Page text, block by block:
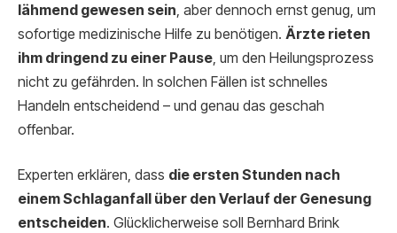
lähmend gewesen sein , aber dennoch ernst genug, um
sofortige medizinische Hilfe zu benötigen. Ärzte rieten
ihm dringend zu einer Pause , um den Heilungsprozess
nicht zu gefährden. In solchen Fällen ist schnelles
Handeln entscheidend – und genau das geschah
offenbar.
Experten erklären, dass die ersten Stunden nach
einem Schlaganfall über den Verlauf der Genesung
entscheiden. Glücklicherweise soll Bernhard Brink